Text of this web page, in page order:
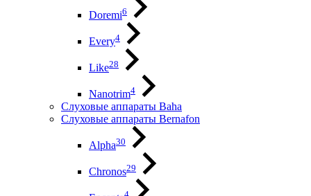
Doremi6
Every4
Like28
Nanotrim4
Слуховые аппараты Baha
Слуховые аппараты Bernafon
Alpha30
Chronos29